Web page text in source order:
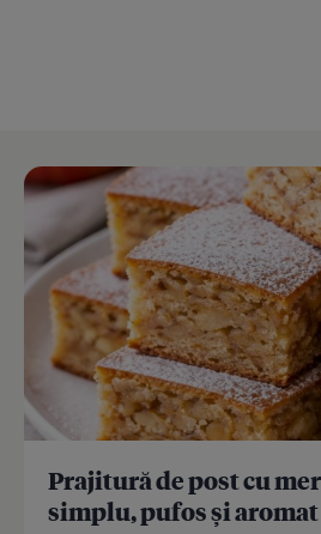
Prajitură de post cu
simplu, pufos și aromat